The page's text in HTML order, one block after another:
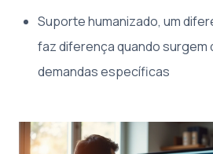
Suporte humanizado, um
faz diferença quando surgem
demandas específicas